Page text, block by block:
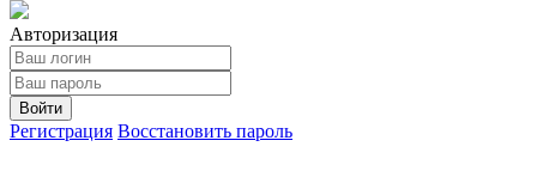
Авторизация
Войти
Регистрация Восстановить пароль